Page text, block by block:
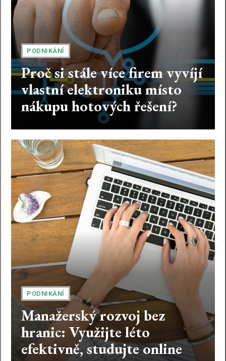
PODNIKÁNÍ
Proč si stále více firem vyvíjí
vlastní elektroniku místo
nákupu hotových řešení?
PODNIKÁNÍ
Manažerský rozvoj bez
hranic: Využijte léto
efektivně, studujte online